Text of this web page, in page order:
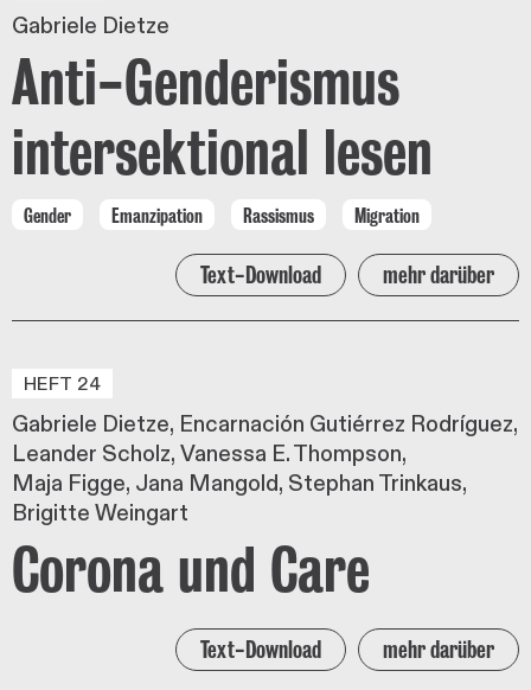
Gabriele Dietze
Anti-Genderismus
intersektional lesen
Gender Emanzipation Rassismus Migration
Text-Download mehr darüber
HEFT 24
Gabriele Dietze Encarnación Gutiérrez Rodríguez
Leander Scholz Vanessa E. Thompson
Maja Figge Jana Mangold Stephan Trinkaus
Brigitte Weingart
Corona und Care
Text-Download mehr darüber